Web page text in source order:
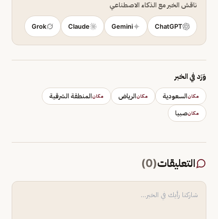
ناقش الخبر مع الذكاء الاصطناعي
ChatGPT
Gemini
Claude
Grok
وَرَد في الخبر
مكانالسعودية مكانالرياض مكانالمنطقة الشرقية
مكانصبيا
التعليقات(
0
)